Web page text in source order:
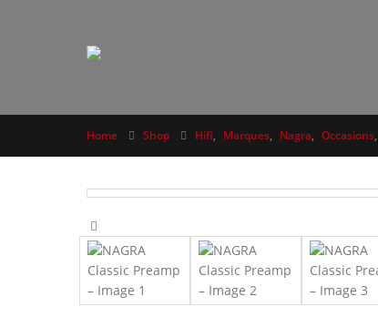
Home Shop Hifi, Marques, Nagra, Occasions,